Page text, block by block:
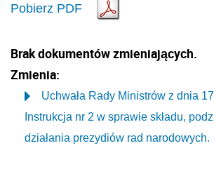
Pobierz PDF
Brak dokumentów zmieniających.
Zmienia:
Uchwała Rady Ministrów z dnia
Instrukcja nr 2 w sprawie składu,
działania prezydiów rad narodowych.